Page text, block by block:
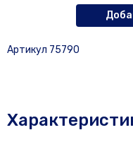
Артикул 75790